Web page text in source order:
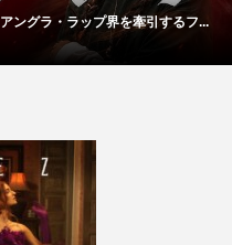
アングラ・ラップ界を牽引するフ...